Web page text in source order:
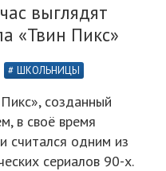
выглядят
«Твин Пикс»
ШКОЛЬНИЦЫ
созданный
в своё время
считался одним из
сериалов 90-х.